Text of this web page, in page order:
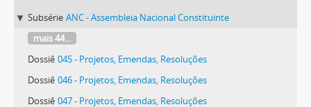
Subsérie ANC - Assembleia Nacional Constituinte
mais 44...
Dossiê 045 - Projetos, Emendas, Resoluções
Dossiê 046 - Projetos, Emendas, Resoluções
Dossiê 047 - Projetos, Emendas, Resoluções